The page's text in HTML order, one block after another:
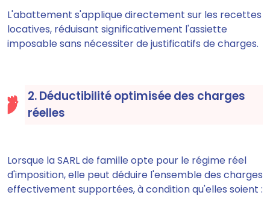
L'abattement s'applique directement sur les recettes
locatives, réduisant significativement l'assiette
imposable sans nécessiter de justificatifs de charges.
2. Déductibilité optimisée des charges
réelles
Lorsque la SARL de famille opte pour le régime réel
d'imposition, elle peut déduire l'ensemble des charges
effectivement supportées, à condition qu'elles soient :